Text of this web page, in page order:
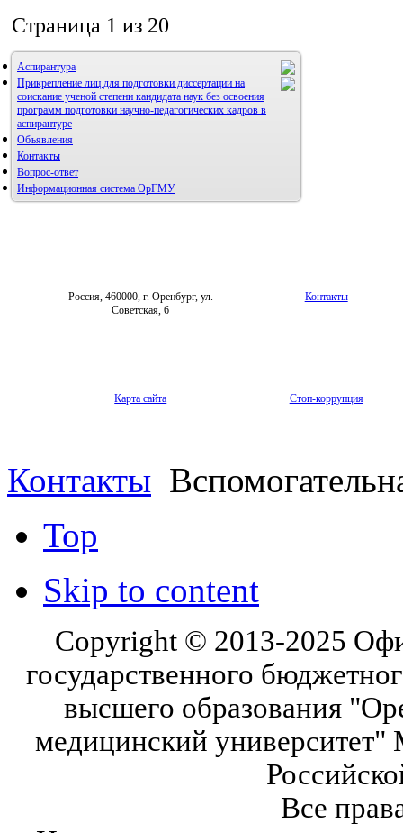
Страница 1 из 20
Аспирантура
Прикрепление лиц для подготовки диссертации на
соискание ученой степени кандидата наук без освоения
программ подготовки научно-педагогических кадров в
аспирантуре
Объявления
Контакты
Вопрос-ответ
Информационная система ОрГМУ
Россия, 460000, г. Оренбург, ул.
Советская, 6
Контакты
Карта сайта Стоп-коррупция
Контакты
Top
Skip to content
Copyright © 2013-2025
государственного
высшего образования
медицинский университет"
Все